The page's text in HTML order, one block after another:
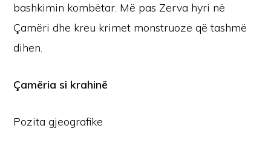
bashkimin kombëtar. Më pas Zerva hyri në
Çamëri dhe kreu krimet monstruoze që tashmë
dihen.
Çamëria si krahinë
Pozita gjeografike